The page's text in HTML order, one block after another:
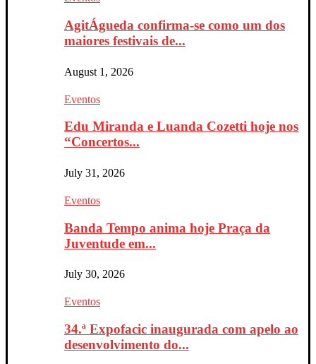
AgitÁgueda confirma-se como um dos
maiores festivais de...
August 1, 2026
Eventos
Edu Miranda e Luanda Cozetti hoje nos
“Concertos...
July 31, 2026
Eventos
Banda Tempo anima hoje Praça da
Juventude em...
July 30, 2026
Eventos
34.ª Expofacic inaugurada com apelo ao
desenvolvimento do...